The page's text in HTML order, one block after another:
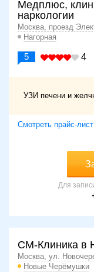
Медплюс,
наркологии
Москва, проезд
Нагорная
5 4
УЗИ печени и
Смотреть прайс-
Для
СМ-Клиника в
Москва, ул.
Новые Черёмушки